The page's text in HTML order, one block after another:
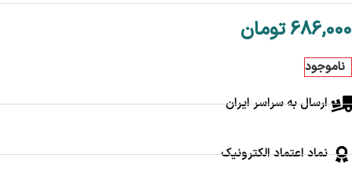
686,000تومان
ناموجود
ارسال به سراسر ایران
نماد اعتماد الکترونیک